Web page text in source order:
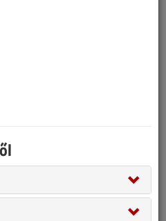
táblázatok stb.).
időszak már megkezdődött, és
A konvektortulajdonosok ugyanis